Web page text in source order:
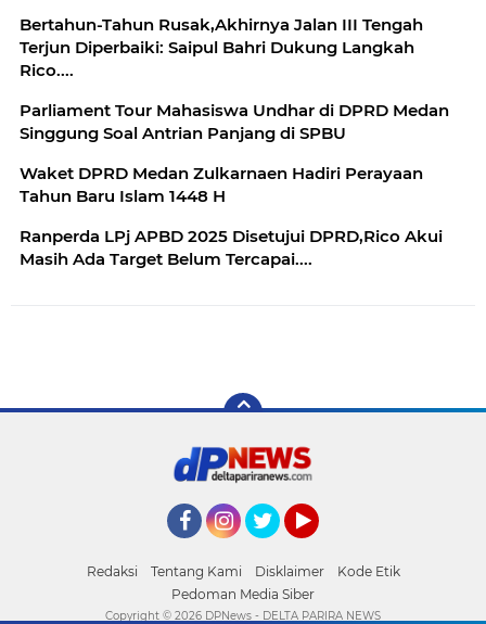
Bertahun-Tahun Rusak,Akhirnya Jalan III Tengah
Terjun Diperbaiki: Saipul Bahri Dukung Langkah
Rico....
Parliament Tour Mahasiswa Undhar di DPRD Medan
Singgung Soal Antrian Panjang di SPBU
Waket DPRD Medan Zulkarnaen Hadiri Perayaan
Tahun Baru Islam 1448 H
Ranperda LPj APBD 2025 Disetujui DPRD,Rico Akui
Masih Ada Target Belum Tercapai....
Redaksi Tentang Kami Disklaimer
Kode Etik
Pedoman Media Siber
Copyright © 2026 DPNews - DELTA PARIRA NEWS